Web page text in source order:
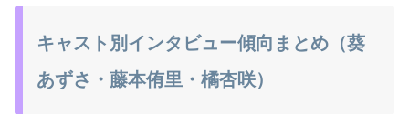
キャスト別インタビュー傾向まとめ（葵
あずさ・藤本侑里・橘杏咲）